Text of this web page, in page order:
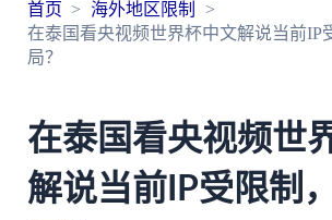
首页
海外地区限制
在泰国看央视频世界杯中文解说当前IP
局？
在泰国看央视频世
解说当前IP受限制